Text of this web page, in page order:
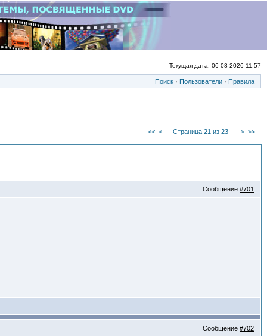
Текущая дата: 06-08-2026 11:57
Поиск · Пользователи · Правила
<< <--- Страница 21 из 23 ---> >>
Сообщение #701
Сообщение #702